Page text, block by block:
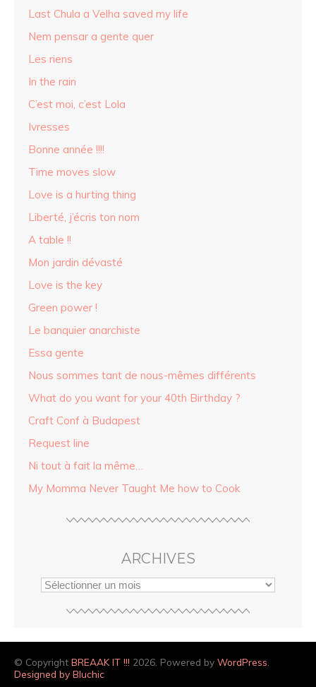
Last Chula a Velha saved my life
Nem pensar a gente quer
Les riens
In the rain
C’est moi, c’est Lola
Ivresses
Bonne année !!!!
Time moves slow
Love is a hurting thing
Liberté, j’écris ton nom
A table !!
Mon jardin dévasté
Love is the key
Green power !
Le banquier anarchiste
Essa gente
Nous sommes tant de nous-mêmes différents
What do you want for your 40th Birthday ?
Craft Conf à Budapest
Request line
Ni tout à fait la même…
My Momma Never Taught Me how to Cook
ARCHIVES
© Copyright BREAAK IT !!! 2026. Powered by WordPress
Designed by Bluchic